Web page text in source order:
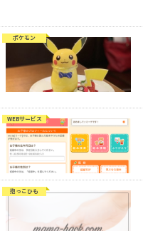
ポケモン
WEBサービス
抱っこひも